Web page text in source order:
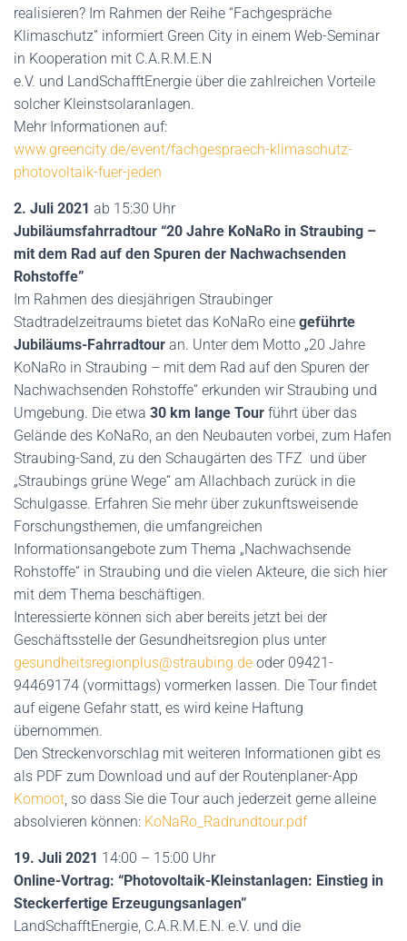
realisieren? Im Rahmen der Reihe “Fachgespräche
Klimaschutz” informiert Green City in einem Web-Seminar
in Kooperation mit C.A.R.M.E.N
e.V. und LandSchafftEnergie über die zahlreichen Vorteile
solcher Kleinstsolaranlagen.
Mehr Informationen auf:
www.greencity.de/event/fachgespraech-klimaschutz-
photovoltaik-fuer-jeden
2. Juli 2021 ab 15:30 Uhr
Jubiläumsfahrradtour “20 Jahre KoNaRo in Straubing –
mit dem Rad auf den Spuren der Nachwachsenden
Rohstoffe”
Im Rahmen des diesjährigen Straubinger
Stadtradelzeitraums bietet das KoNaRo eine geführte
Jubiläums-Fahrradtour an. Unter dem Motto „20 Jahre
KoNaRo in Straubing – mit dem Rad auf den Spuren der
Nachwachsenden Rohstoffe“ erkunden wir Straubing und
Umgebung. Die etwa 30 km lange Tour führt über das
Gelände des KoNaRo, an den Neubauten vorbei, zum Hafen
Straubing-Sand, zu den Schaugärten des TFZ und über
„Straubings grüne Wege“ am Allachbach zurück in die
Schulgasse. Erfahren Sie mehr über zukunftsweisende
Forschungsthemen, die umfangreichen
Informationsangebote zum Thema „Nachwachsende
Rohstoffe“ in Straubing und die vielen Akteure, die sich hier
mit dem Thema beschäftigen.
Interessierte können sich aber bereits jetzt bei der
Geschäftsstelle der Gesundheitsregion plus unter
gesundheitsregionplus@straubing.de oder 09421-
94469174 (vormittags) vormerken lassen. Die Tour findet
auf eigene Gefahr statt, es wird keine Haftung
übernommen.
Den Streckenvorschlag mit weiteren Informationen gibt es
als PDF zum Download und auf der Routenplaner-App
Komoot, so dass Sie die Tour auch jederzeit gerne alleine
absolvieren können: KoNaRo_Radrundtour.pdf
19. Juli 2021 14:00 – 15:00 Uhr
Online-Vortrag: “Photovoltaik-Kleinstanlagen: Einstieg in
Steckerfertige Erzeugungsanlagen”
LandSchafftEnergie, C.A.R.M.E.N. e.V. und die